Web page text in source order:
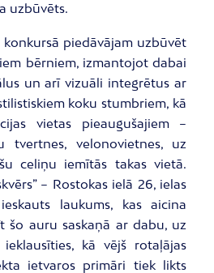
uzbūvēts.
piedāvājam uzbūvēt
bērniem, izmantojot dabai
un arī vizuāli integrētus ar
koku stumbriem, kā
vietas pieaugušajiem –
tvertnes, velonovietnes, uz
celiņu iemītās takas vietā.
– Rostokas ielā 26, ielas
laukums, kas aicina
šo auru saskaņā ar dabu, uz
kā vējš rotaļājas
ietvaros primāri tiek likts